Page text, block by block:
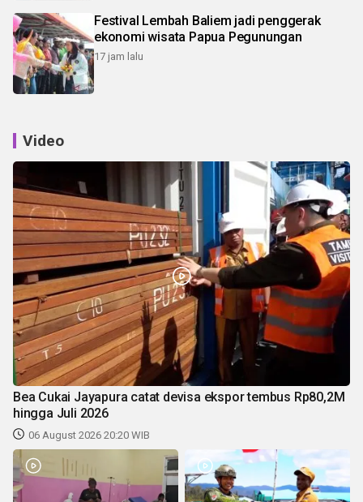
Festival Lembah Baliem jadi penggerak
ekonomi wisata Papua Pegunungan
17 jam lalu
Video
Bea Cukai Jayapura catat devisa ekspor tembus Rp80,2M
hingga Juli 2026
06 August 2026 20:20 WIB